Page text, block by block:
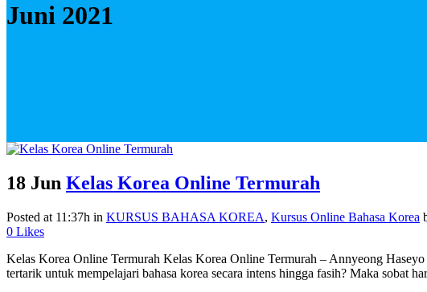
Juni 2021
18 Jun Kelas Korea Online Termurah
Posted at 11:37h in KURSUS BAHASA KOREA, Kursus Online Bahasa Korea
0 Likes
Kelas Korea Online Termurah Kelas Korea Online Termurah – Annyeong
tertarik untuk mempelajari bahasa korea secara intens hingga fasih? Maka sobat